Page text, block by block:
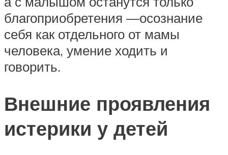
благоприобретения —осознание
себя как отдельного от мамы
человека, умение ходить и
говорить.
Внешние проявления
истерики у детей